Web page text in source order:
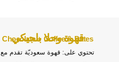
قهوة وحلا بلجيكي
Chocolate + Coffee & Dates
تحتوي على: قهوة سعوديّة تقدم مع